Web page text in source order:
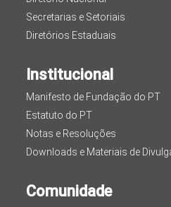
Secretarias e Setoriais
Diretórios Estaduais
Institucional
Manifesto de Fundação do PT
Estatuto do PT
Notas e Resoluções
Downloads e Materiais de
Comunidade